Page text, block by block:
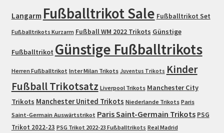
Langarm Fußballtrikot Sale Fußballtrikot Set
Fußballtrikots Kurzarm Fußball WM 2022 Trikots Günstige
Fußballtrikot Günstige Fußballtrikots
Herren Fußballtrikot Inter Milan Trikots Juventus Trikots Kinder
Fußball Trikotsatz Liverpool Trikots Manchester City
Trikots Manchester United Trikots Niederlande Trikots Paris
Saint-Germain Auswärtstrikot Paris Saint-Germain Trikots PSG
Trikot 2022-23 PSG Trikot 2022-23 Fußballtrikots Real Madrid